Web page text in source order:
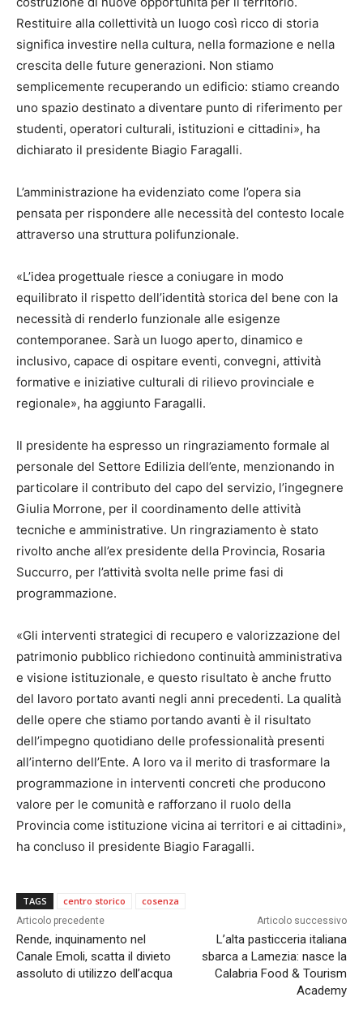
Restituire alla collettività un luogo così ricco di storia
significa investire nella cultura, nella formazione e nella
crescita delle future generazioni. Non stiamo
semplicemente recuperando un edificio: stiamo creando
uno spazio destinato a diventare punto di riferimento per
studenti, operatori culturali, istituzioni e cittadini», ha
dichiarato il presidente Biagio Faragalli.
L’amministrazione ha evidenziato come l’opera sia
pensata per rispondere alle necessità del contesto locale
attraverso una struttura polifunzionale.
«L’idea progettuale riesce a coniugare in modo
equilibrato il rispetto dell’identità storica del bene con la
necessità di renderlo funzionale alle esigenze
contemporanee. Sarà un luogo aperto, dinamico e
inclusivo, capace di ospitare eventi, convegni, attività
formative e iniziative culturali di rilievo provinciale e
regionale», ha aggiunto Faragalli.
Il presidente ha espresso un ringraziamento formale al
personale del Settore Edilizia dell’ente, menzionando in
particolare il contributo del capo del servizio, l’ingegnere
Giulia Morrone, per il coordinamento delle attività
tecniche e amministrative. Un ringraziamento è stato
rivolto anche all’ex presidente della Provincia, Rosaria
Succurro, per l’attività svolta nelle prime fasi di
programmazione.
«Gli interventi strategici di recupero e valorizzazione del
patrimonio pubblico richiedono continuità amministrativa
e visione istituzionale, e questo risultato è anche frutto
del lavoro portato avanti negli anni precedenti. La qualità
delle opere che stiamo portando avanti è il risultato
dell’impegno quotidiano delle professionalità presenti
all’interno dell’Ente. A loro va il merito di trasformare la
programmazione in interventi concreti che producono
valore per le comunità e rafforzano il ruolo della
Provincia come istituzione vicina ai territori e ai cittadini»,
ha concluso il presidente Biagio Faragalli.
TAGS centro storico cosenza
Articolo precedente
Rende, inquinamento nel
Canale Emoli, scatta il divieto
assoluto di utilizzo dell’acqua
Articolo successivo
L’alta pasticceria italiana
sbarca a Lamezia: nasce la
Calabria Food & Tourism
Academy